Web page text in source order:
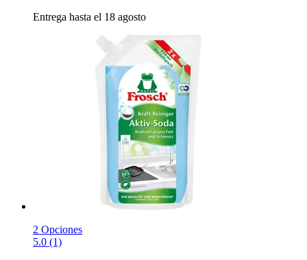
Entrega hasta el 18 agosto
2 Opciones
5.0 (1)